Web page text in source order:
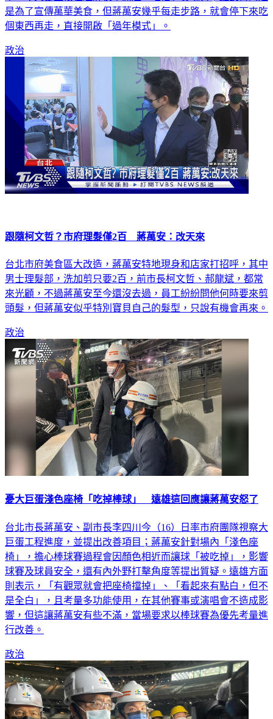
是為了宣傳萬華美食，但蔣萬安幾乎每走步路，就會停下來吃
個東西再走，直接開啟「過年模式」。
政治
跟隨柯文哲？市府理髮僅2百 蔣萬安：改天來
台北市府美食區大改造，蔣萬安特地現身和店家打招呼，其中
男士理髮部，洗加剪只要2百，前市長柯文哲、郝龍斌，都常
來光顧，不過蔣萬安至今還沒去過，員工紛紛問他何時要來剪
頭髮，但蔣萬安似乎特別寶貝自己的髮型，只說有機會再來。
政治
憂大巨蛋淺色座椅「吃掉棒球」 遠雄這回應讓蔣萬安怒了
台北市長蔣萬安、副市長李四川今（16）日率市府團隊視察大
巨蛋工程進度，並提出改善項目；蔣萬安針對場內「淺色座
椅」，擔心棒球賽過程會因顏色相近而讓球「被吃掉」，影響
球賽及球員安全，還有內外野打擊角度等提出質疑。遠雄方面
則表示，「有觀眾就會把座椅擋掉」、「看起來有點白，但不
是全白」，且考量多功能使用，在其他賽事或演唱會不造成影
響，但這讓蔣萬安有些不滿，當場要求以棒球賽為優先考量進
行改善。
政治